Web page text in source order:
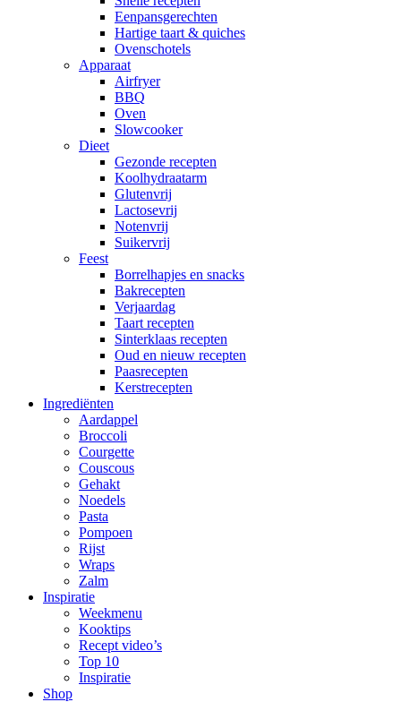
Eenpansgerechten
Hartige taart & quiches
Ovenschotels
Apparaat
Airfryer
BBQ
Oven
Slowcooker
Dieet
Gezonde recepten
Koolhydraatarm
Glutenvrij
Lactosevrij
Notenvrij
Suikervrij
Feest
Borrelhapjes en snacks
Bakrecepten
Verjaardag
Taart recepten
Sinterklaas recepten
Oud en nieuw recepten
Paasrecepten
Kerstrecepten
Ingrediënten
Aardappel
Broccoli
Courgette
Couscous
Gehakt
Noedels
Pasta
Pompoen
Rijst
Wraps
Zalm
Inspiratie
Weekmenu
Kooktips
Recept video’s
Top 10
Inspiratie
Shop